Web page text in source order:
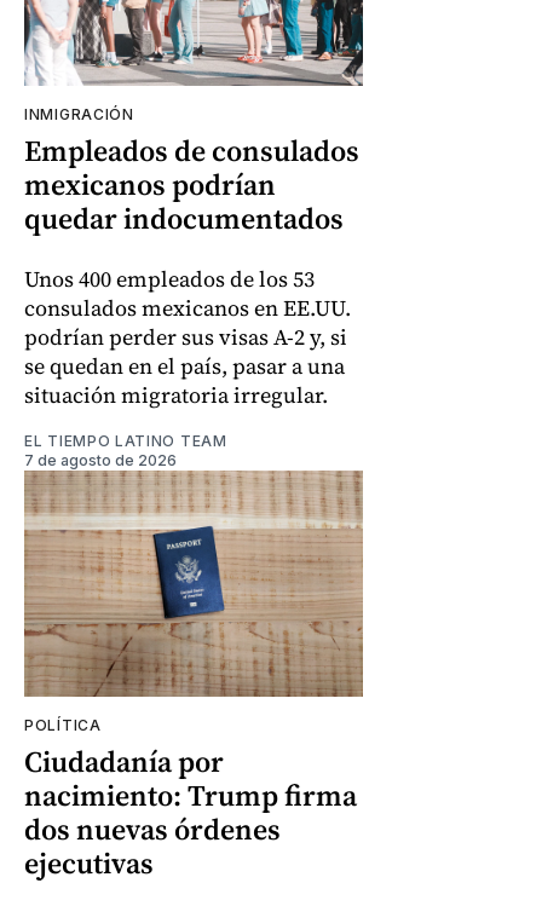
INMIGRACIÓN
Empleados de consulados
mexicanos podrían
quedar indocumentados
Unos 400 empleados de los 53
consulados mexicanos en EE.UU.
podrían perder sus visas A-2 y, si
se quedan en el país, pasar a una
situación migratoria irregular.
EL TIEMPO LATINO TEAM
7 de agosto de 2026
POLÍTICA
Ciudadanía por
nacimiento: Trump firma
dos nuevas órdenes
ejecutivas